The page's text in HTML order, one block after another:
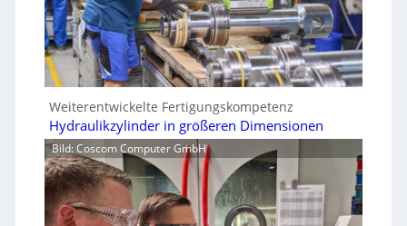
Weiterentwickelte Fertigungskompetenz
Hydraulikzylinder in größeren Dimensionen
Bild: Coscom Computer GmbH